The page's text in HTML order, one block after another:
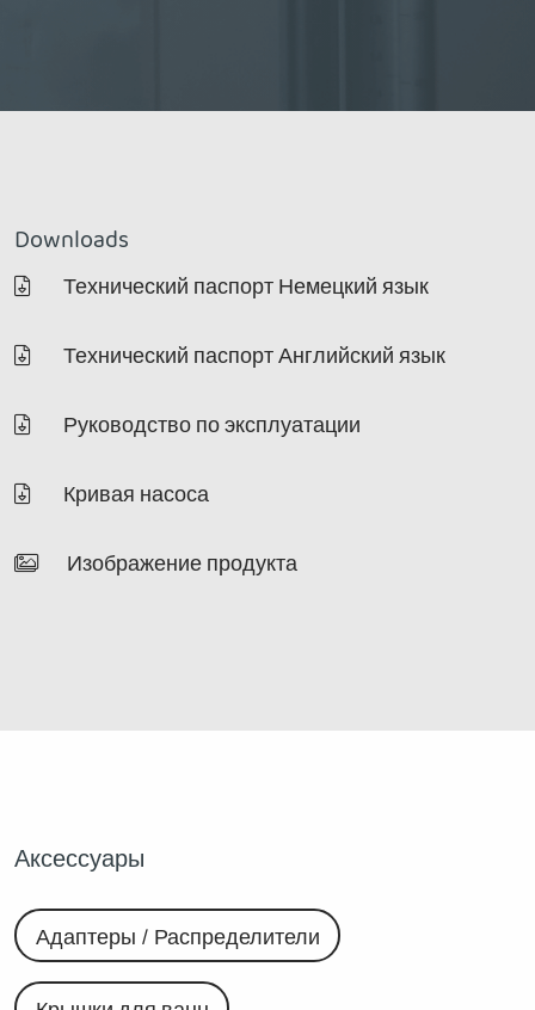
Downloads
Технический паспорт Немецкий язык
Технический паспорт Английский язык
Руководство по эксплуатации
Кривая насоса
Изображение продукта
Аксессуары
Адаптеры / Распределители